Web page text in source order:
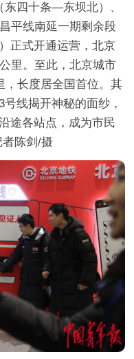
四十条—东坝北）、
平线南延一期剩余段
正式开通运营，北京
里。至此，北京城市
，长度居全国首位。其
线揭开神秘的面纱，
途各站点，成为市民
者陈剑/摄